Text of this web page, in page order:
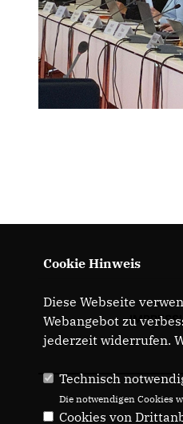
Cookie Hinweis
Diese Webseite
Webangebot zu
jederzeit widerrufen.
Technisch
Die notwendigen Cookies
Cookies von